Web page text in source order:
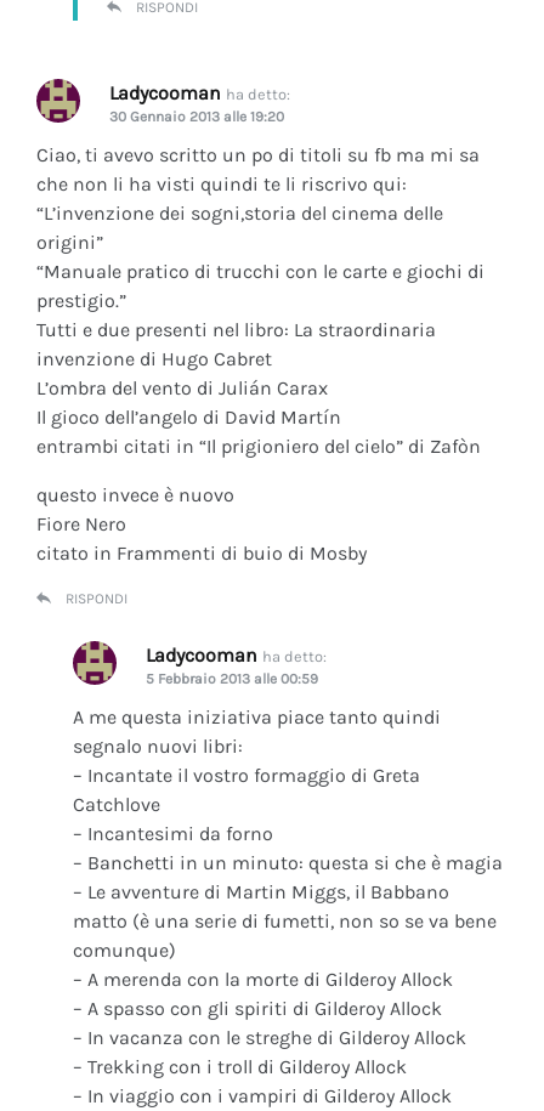
RISPONDI
Ladycooman ha detto:
30 Gennaio 2013 alle 19:20
Ciao, ti avevo scritto un po di titoli su fb ma mi sa
che non li ha visti quindi te li riscrivo qui:
“L’invenzione dei sogni,storia del cinema delle
origini”
“Manuale pratico di trucchi con le carte e giochi di
prestigio.”
Tutti e due presenti nel libro: La straordinaria
invenzione di Hugo Cabret
L’ombra del vento di Julián Carax
Il gioco dell’angelo di David Martín
entrambi citati in “Il prigioniero del cielo” di Zafòn
questo invece è nuovo
Fiore Nero
citato in Frammenti di buio di Mosby
RISPONDI
Ladycooman ha detto:
5 Febbraio 2013 alle 00:59
A me questa iniziativa piace tanto quindi
segnalo nuovi libri:
– Incantate il vostro formaggio di Greta
Catchlove
– Incantesimi da forno
– Banchetti in un minuto: questa si che è magia
– Le avventure di Martin Miggs, il Babbano
matto (è una serie di fumetti, non so se va bene
comunque)
– A merenda con la morte di Gilderoy Allock
– A spasso con gli spiriti di Gilderoy Allock
– In vacanza con le streghe di Gilderoy Allock
– Trekking con i troll di Gilderoy Allock
– In viaggio con i vampiri di Gilderoy Allock